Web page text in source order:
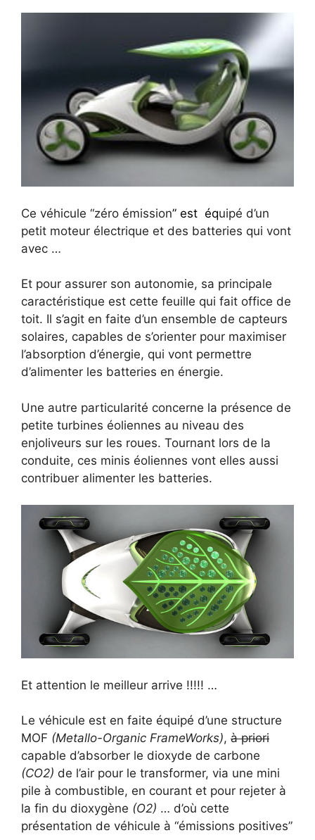
Ce véhicule “zéro émission” est équipé d’un
petit moteur électrique et des batteries qui vont
avec …
Et pour assurer son autonomie, sa principale
caractéristique est cette feuille qui fait office de
toit. Il s’agit en faite d’un ensemble de capteurs
solaires, capables de s’orienter pour maximiser
l’absorption d’énergie, qui vont permettre
d’alimenter les batteries en énergie.
Une autre particularité concerne la présence de
petite turbines éoliennes au niveau des
enjoliveurs sur les roues. Tournant lors de la
conduite, ces minis éoliennes vont elles aussi
contribuer alimenter les batteries.
Et attention le meilleur arrive !!!!! …
Le véhicule est en faite équipé d’une structure
MOF (Metallo-Organic FrameWorks), à priori
capable d’absorber le dioxyde de carbone
(CO2) de l’air pour le transformer, via une mini
pile à combustible, en courant et pour rejeter à
la fin du dioxygène (O2) … d’où cette
présentation de véhicule à “émissions positives”